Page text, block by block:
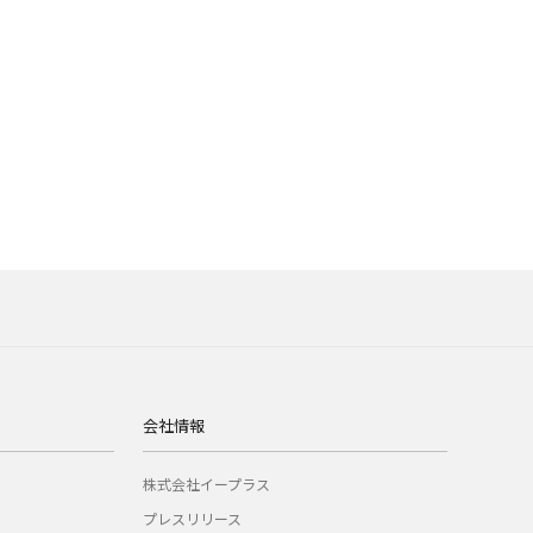
会社情報
株式会社イープラス
プレスリリース